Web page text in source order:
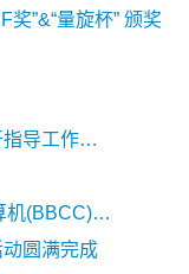
”&“量旋杯” 颁奖
深圳市科协赴深圳市计算机学会召开指导工作调研会
“数字新质·湾区共创”2023大湾区计算机(BBCC)精彩回顾
圆满完成